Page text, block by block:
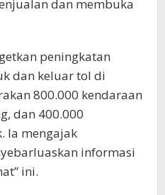
dan membuka
peningkatan
dan keluar tol di
800.000 kendaraan
dan 400.000
Ia mengajak
informasi
ini.